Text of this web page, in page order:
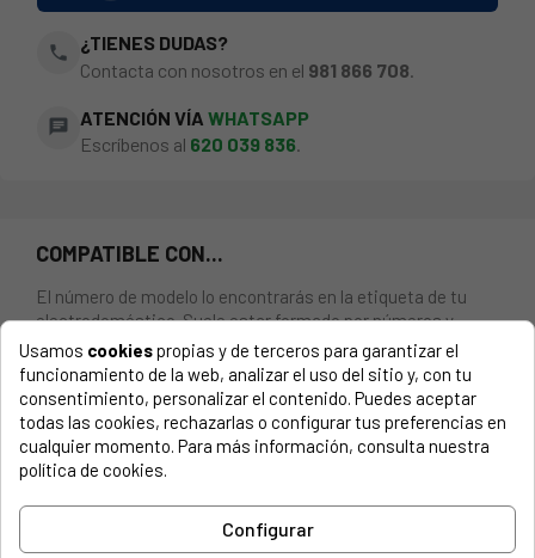
phone
¿TIENES DUDAS?
Contacta con nosotros en el 981 866 708
chat ATENCIÓN VÍA WHATSAPP
Escríbenos al 620 039 836.
COMPATIBLE CON...
El número de modelo lo encontrarás en la etiqueta de tu
electrodoméstico. Suele estar formado por números y
letras.
Pasta de desoldar y soldar
Color marrón- naranja.
Indispensable en soldaduras difíciles.
Usamos cookiespropias y de terceros para garantizar el
funcionamiento de la web, analizar el uso del sitio y, con tu
consentimiento, personalizar el contenido. Puedes aceptar
todas las cookies, rechazarlas o configurar tus preferencias en
cualquier momento. Para más información, consulta nuestra
política de cookies.
Configurar